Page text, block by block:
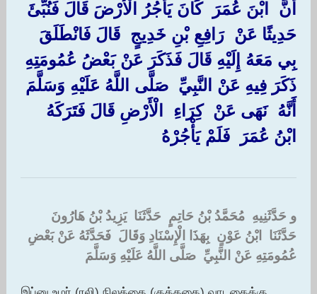
أَنَّ ‏ ‏ابْنَ عُمَرَ ‏ ‏كَانَ يَأْجُرُ الْأَرْضَ قَالَ فَنُبِّئَ
حَدِيثًا عَنْ ‏ ‏رَافِعِ بْنِ خَدِيجٍ ‏ ‏قَالَ فَانْطَلَقَ
بِي مَعَهُ إِلَيْهِ قَالَ فَذَكَرَ عَنْ بَعْضُ عُمُومَتِهِ
ذَكَرَ فِيهِ عَنْ النَّبِيِّ ‏ ‏صَلَّى اللَّهُ عَلَيْهِ وَسَلَّمَ ‏
‏أَنَّهُ ‏ ‏نَهَى عَنْ ‏ ‏كِرَاءِ ‏ ‏الْأَرْضِ قَالَ فَتَرَكَهُ ‏
‏ابْنُ عُمَرَ ‏ ‏فَلَمْ يَأْجُرْهُ ‏
و حَدَّثَنِيهِ ‏ ‏مُحَمَّدُ بْنُ حَاتِمٍ ‏ ‏حَدَّثَنَا ‏ ‏يَزِيدُ بْنُ هَارُونَ ‏
‏حَدَّثَنَا ‏ ‏ابْنُ عَوْنٍ ‏ ‏بِهَذَا الْإِسْنَادِ وَقَالَ ‏ ‏فَحَدَّثَهُ عَنْ بَعْضِ
عُمُومَتِهِ عَنْ النَّبِيِّ ‏ ‏صَلَّى اللَّهُ عَلَيْهِ وَسَلَّمَ